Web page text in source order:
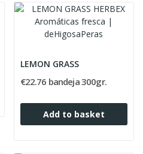
LEMON GRASS
€22.76 bandeja 300gr.
Add to basket